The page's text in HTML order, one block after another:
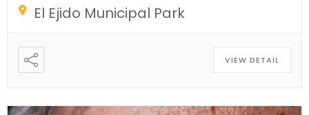
El Ejido Municipal Park
VIEW DETAIL